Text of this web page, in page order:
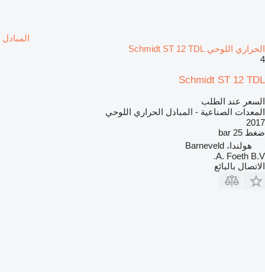
المبادل
الحراري اللوحي Schmidt ST 12 TDL
4
Schmidt ST 12 TDL
السعر عند الطلب
المعدات الصناعية - المبادل الحراري اللوحي
2017
ضغط 25 bar
هولندا، Barneveld
A. Foeth B.V.
الاتصال بالبائع